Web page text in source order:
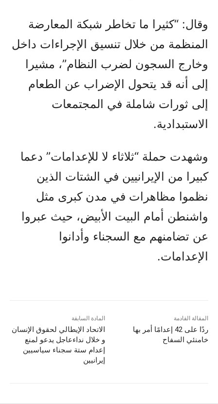
وقال: “كثيرا ما تخاطر شبكة المعارضة
المنظمة من خلال تنسيق الإجراءات داخل
وخارج السجون لضرب النظام”، مشيرا
إلى أنه قد يتحول الإضراب عن الطعام
إلى ثورات شاملة في المجتمعات
الاستبدادية.
وشهدت حملة “ثلاثاء لا للإعدامات” دعما
كبيرا من الإيرانيين في الشتات الذين
نظموا مظاهرات في مدن كبرى مثل
واشنطن أمام البيت الأبيض، حيث عبروا
عن تضامنهم مع السجناء وأدانوا
الإعدامات.
المادة السابقة
الاتحاد الإيطالي لحقوق الإنسان
و خلال نداءعاجل یدعو لمنع
إعدام ستة سجناء سياسيين
إيرانيين
المقالة القادمة
ردًا على 42 إعدامًا أمر بها
خامنئي السفاح